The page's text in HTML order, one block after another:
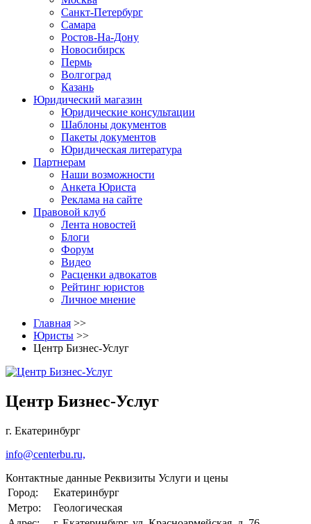
Санкт-Петербург
Самара
Ростов-На-Дону
Новосибирск
Пермь
Волгоград
Казань
Юридический магазин
Юридические консультации
Шаблоны документов
Пакеты документов
Юридическая литература
Партнерам
Наши возможности
Анкета Юриста
Реклама на сайте
Правовой клуб
Лента новостей
Блоги
Форум
Видео
Расценки адвокатов
Рейтинг юристов
Личное мнение
Главная >>
Юристы >>
Центр Бизнес-Услуг
Центр Бизнес-Услуг
г. Екатеринбург
info@centerbu.ru,
Контактные данные Реквизиты Услуги и цены
Город:
Екатеринбург
Метро:
Геологическая